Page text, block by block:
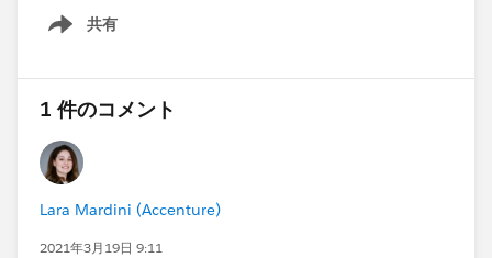
共有
Show menu
1 件のコメント
Lara Mardini (Accenture)
2021年3月19日 9:11